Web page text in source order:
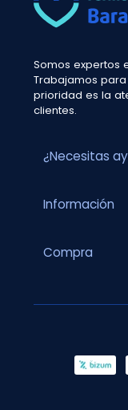
Somos expertos
Trabajamos
prioridad es la
clientes.
¿Necesitas
Información
Compra